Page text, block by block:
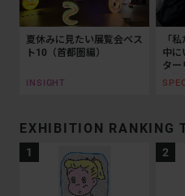
夏休みに見たい展覧会ベス
ト10（首都圏編）
INSIGHT
「
中に
ター
抵抗
EXHIBITION RANKING